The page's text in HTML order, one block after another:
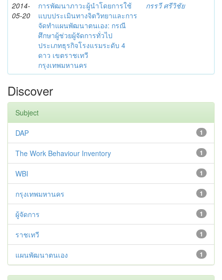
2014-
05-20
การพัฒนาภาวะผู้นำโดยการใช้
แบบประเมินทางจิตวิทยาและการ
จัดทำแผนพัฒนาตนเอง: กรณี
ศึกษาผู้ช่วยผู้จัดการทั่วไป
ประเภทธุรกิจโรงแรมระดับ 4
ดาว เขตราชเทวี
กรุงเทพมหานคร
กรรวี ศรีวิชัย
Discover
Subject
1
DAP
1
The Work Behaviour Inventory
1
WBI
1
กรุงเทพมหานคร
1
ผู้จัดการ
1
ราชเทวี
1
แผนพัฒนาตนเอง